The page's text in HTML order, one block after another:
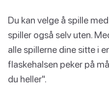
Du kan velge å spille
spiller også selv uten.
alle spillerne dine sitte i
flaskehalsen peker på
du heller".